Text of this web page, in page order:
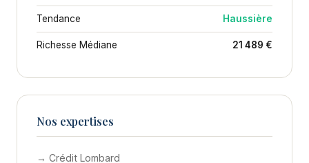
Tendance Haussière
Richesse Médiane 21 489 €
Nos expertises
→ Crédit Lombard